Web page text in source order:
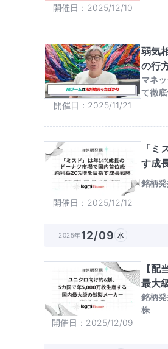
開催日 2025/12/10
開催日 2025/11/21
弱気
の行
マネ
て徹底
開催日 2025/12/12
「
す成
銘柄
2025年12/09 水
開催日 2025/12/09
【
最大
銘柄
株